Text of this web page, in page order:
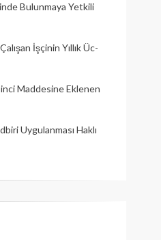
Bulunmaya Yetkili
İşçinin Yıllık Üc­
Maddesine Eklenen
Uygulanması Haklı